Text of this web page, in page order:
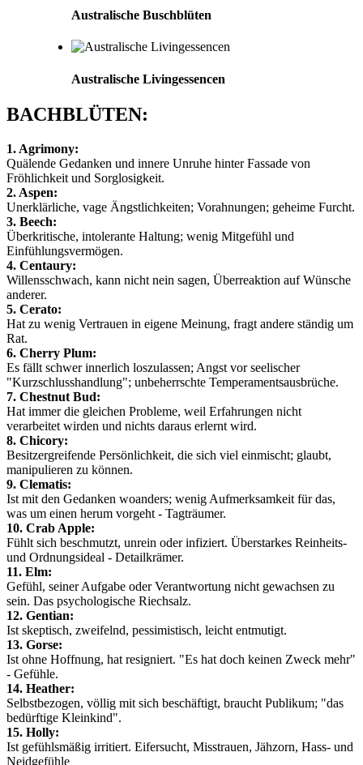
Australische Buschblüten
Australische Livingessencen
BACHBLÜTEN:
1. Agrimony:
Quälende Gedanken und innere Unruhe hinter Fassade von
Fröhlichkeit und Sorglosigkeit.
2. Aspen:
Unerklärliche, vage Ängstlichkeiten; Vorahnungen; geheime Furcht.
3. Beech:
Überkritische, intolerante Haltung; wenig Mitgefühl und
Einfühlungsvermögen.
4. Centaury:
Willensschwach, kann nicht nein sagen, Überreaktion auf Wünsche
anderer.
5. Cerato:
Hat zu wenig Vertrauen in eigene Meinung, fragt andere ständig um
Rat.
6. Cherry Plum:
Es fällt schwer innerlich loszulassen; Angst vor seelischer
"Kurzschlusshandlung"; unbeherrschte Temperamentsausbrüche.
7. Chestnut Bud:
Hat immer die gleichen Probleme, weil Erfahrungen nicht
verarbeitet wirden und nichts daraus erlernt wird.
8. Chicory:
Besitzergreifende Persönlichkeit, die sich viel einmischt; glaubt,
manipulieren zu können.
9. Clematis:
Ist mit den Gedanken woanders; wenig Aufmerksamkeit für das,
was um einen herum vorgeht - Tagträumer.
10. Crab Apple:
Fühlt sich beschmutzt, unrein oder infiziert. Überstarkes Reinheits-
und Ordnungsideal - Detailkrämer.
11. Elm:
Gefühl, seiner Aufgabe oder Verantwortung nicht gewachsen zu
sein. Das psychologische Riechsalz.
12. Gentian:
Ist skeptisch, zweifelnd, pessimistisch, leicht entmutigt.
13. Gorse:
Ist ohne Hoffnung, hat resigniert. "Es hat doch keinen Zweck mehr"
- Gefühle.
14. Heather:
Selbstbezogen, völlig mit sich beschäftigt, braucht Publikum; "das
bedürftige Kleinkind".
15. Holly:
Ist gefühlsmäßig irritiert. Eifersucht, Misstrauen, Jähzorn, Hass- und
Neidgefühle